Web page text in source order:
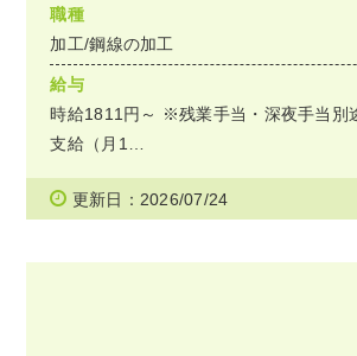
職種
加工/鋼線の加工
給与
時給1811円～ ※残業手当・深夜手当
支給（月1…
更新日：2026/07/24